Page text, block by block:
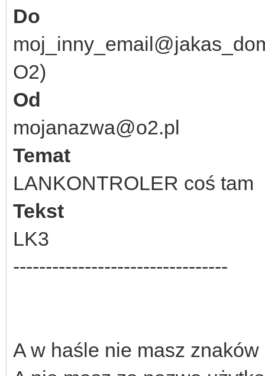
Do
O2)
Od
mojanazwa@o2.pl
Temat
LANKONTROLER coś tam
Tekst
LK3
---------------------------------
A w haśle nie masz